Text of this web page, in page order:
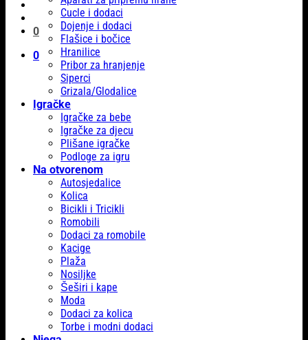
0
0
Cucle i dodaci
Dojenje i dodaci
Flašice i bočice
Hranilice
Pribor za hranjenje
Siperci
Grizala/Glodalice
Igračke
Igračke za bebe
Igračke za djecu
Plišane igračke
Podloge za igru
Na otvorenom
Autosjedalice
Kolica
Bicikli i Tricikli
Romobili
Dodaci za romobile
Kacige
Plaža
Nosiljke
Šeširi i kape
Moda
Dodaci za kolica
Torbe i modni dodaci